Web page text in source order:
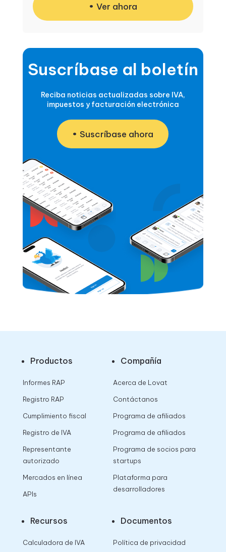
Ver ahora
Suscríbase al boletín
Reciba noticias actualizadas sobre IVA,
impuestos y facturación electrónica
Suscríbase ahora
Productos
Informes RAP
Registro RAP
Cumplimiento fiscal
Registro de IVA
Representante
autorizado
Mercados en línea
APIs
Compañía
Acerca de Lovat
Contáctanos
Programa de afiliados
Programa de afiliados
Programa de socios para
startups
Plataforma para
desarrolladores
Recursos
Calculadora de IVA
Documentos
Política de privacidad